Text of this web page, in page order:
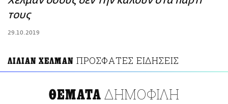
ΑΜΠΑ
τους
29.10.2019
ΛΙΛΙΑΝ ΧΕΛΜΑΝ ΠΡΟΣΦΑΤΕΣ ΕΙΔΗΣΕΙΣ
ΘΕΜΑΤΑ ΔΗΜΟΦΙΛΗ